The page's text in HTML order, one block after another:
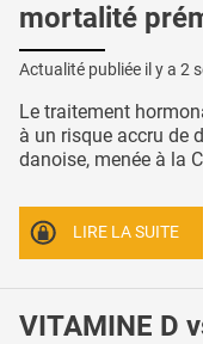
mortalité
Actualité publiée il y a 2
Le traitement
à un risque accru de
danoise, menée à la
LIRE LA SUITE
VITAMINE D